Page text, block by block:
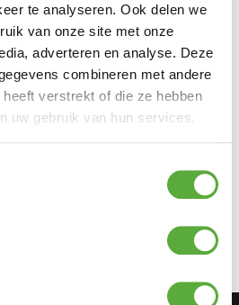
te analyseren. Ook delen we
van onze site met onze
adverteren en analyse. Deze
combineren met andere
verstrekt of die ze hebben
uw gebruik van hun services.
nieuwsbrief
nieuws en advies elke maand in